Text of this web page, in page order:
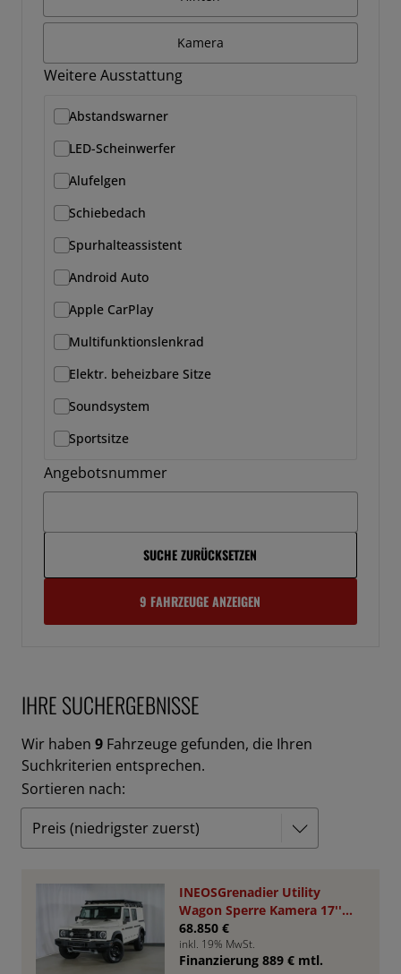
Kamera
Weitere Ausstattung
Abstandswarner
LED-Scheinwerfer
Alufelgen
Schiebedach
Spurhalteassistent
Android Auto
Apple CarPlay
Multifunktionslenkrad
Elektr. beheizbare Sitze
Soundsystem
Sportsitze
Angebotsnummer
SUCHE ZURÜCKSETZEN
9 FAHRZEUGE ANZEIGEN
IHRE SUCHERGEBNISSE
Wir haben 9 Fahrzeuge gefunden, die Ihren
Suchkriterien entsprechen.
Sortieren nach:
INEOSGrenadier Utility
Wagon Sperre Kamera 17''
AHK RHINO
68.850 €
inkl. 19% MwSt.
Finanzierung 889 € mtl.